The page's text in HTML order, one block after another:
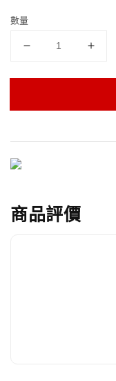
數量
商品評價